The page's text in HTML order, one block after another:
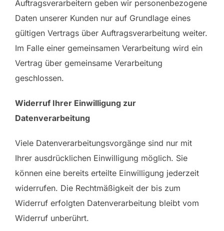
Auftragsverarbeitern geben wir personenbezogene
Daten unserer Kunden nur auf Grundlage eines
gültigen Vertrags über Auftragsverarbeitung weiter.
Im Falle einer gemeinsamen Verarbeitung wird ein
Vertrag über gemeinsame Verarbeitung
geschlossen.
Widerruf Ihrer Einwilligung zur
Datenverarbeitung
Viele Datenverarbeitungsvorgänge sind nur mit
Ihrer ausdrücklichen Einwilligung möglich. Sie
können eine bereits erteilte Einwilligung jederzeit
widerrufen. Die Rechtmäßigkeit der bis zum
Widerruf erfolgten Datenverarbeitung bleibt vom
Widerruf unberührt.